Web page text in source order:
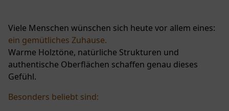
Viele Menschen wünschen sich heute vor allem eines:
ein gemütliches Zuhause.
Warme Holztöne, natürliche Strukturen und
authentische Oberflächen schaffen genau dieses
Gefühl.
Besonders beliebt sind: